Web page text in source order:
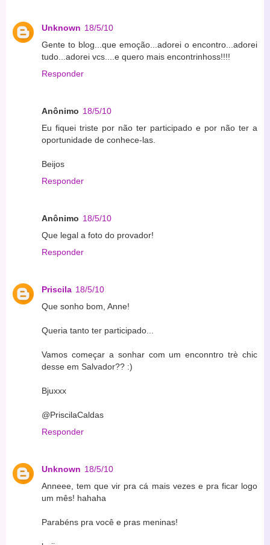
Unknown 18/5/10
Gente to blog...que emoção...adorei o encontro...adorei
tudo...adorei vcs....e quero mais encontrinhoss!!!!
Responder
Anônimo 18/5/10
Eu fiquei triste por não ter participado e por não ter a
oportunidade de conhece-las.
Beijos
Responder
Anônimo 18/5/10
Que legal a foto do provador!
Responder
Priscila 18/5/10
Que sonho bom, Anne!
Queria tanto ter participado...
Vamos começar a sonhar com um enconntro trè chic
desse em Salvador?? :)
Bjuxxx
@PriscilaCaldas
Responder
Unknown 18/5/10
Anneee, tem que vir pra cá mais vezes e pra ficar logo
um mês! hahaha
Parabéns pra você e pras meninas!